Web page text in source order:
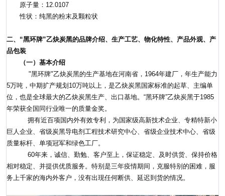
原子量：12.0107
性状：纯黑的粉末及颗粒状
二、“黑环牌”乙炔炭黑的品牌介绍、生产工艺、物化特性、产品外观、产
品包装
（一）基本介绍
"黑环牌"乙炔炭黑的生产基地在河南省，1964年建厂，年生产能力
5万吨，中期扩产规划10万吨以上，是乙炔炭黑国家标准的起草、主编单
位，也是全球最大的乙炔炭黑生产、出口基地。“黑环牌”乙炔炭黑于1985
年荣获全国同行业唯一的质量金奖。
拥有近百项国内外有效专利，为国家级高新技术企业、专精特新小
巨人企业、省级炭黑导电剂工程技术研究中心、省级企业技术中心、省级
质量标杆、单项冠军和绿色工厂。
60年来，诚信、勤勉、客户至上，保证稳定、及时供货、保持价格
相对稳定、并提供优质服务。特别是三年疫情期间，克服特别的困难，服
务上千家的海内外客户，没有出现任何断供、延迟到货的情况。